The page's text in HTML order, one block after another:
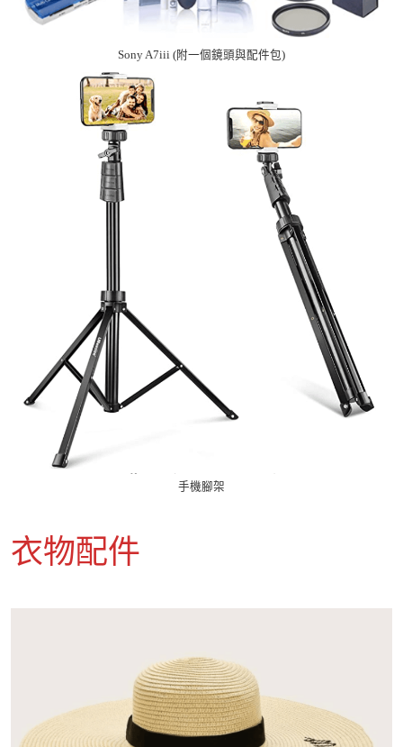
Sony A7iii (附一個鏡頭與配件包)
手機腳架
衣物配件